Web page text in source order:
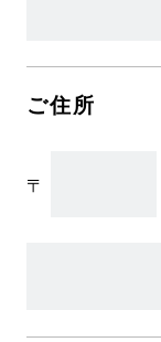
ご住所
〒